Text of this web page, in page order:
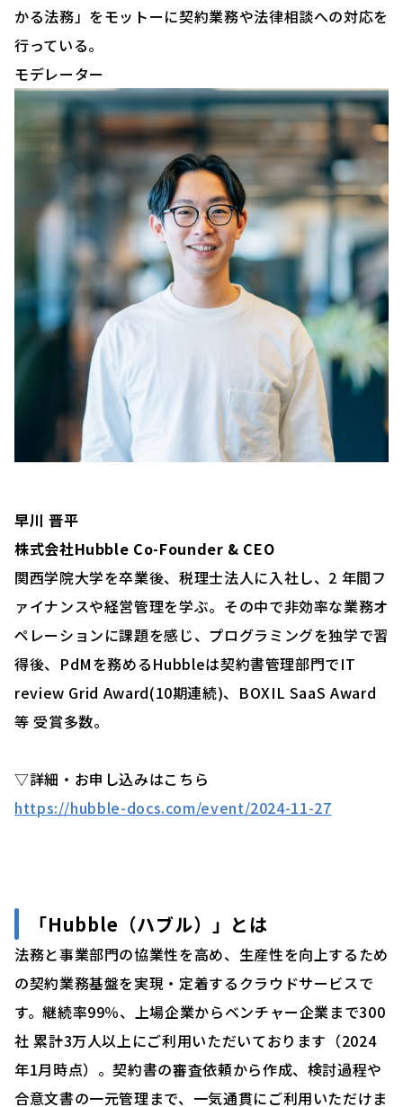
かる法務」をモットーに契約業務や法律相談への対応を
行っている。
モデレーター
早川 晋平
株式会社Hubble Co-Founder & CEO
関西学院大学を卒業後、税理士法人に入社し、2 年間フ
ァイナンスや経営管理を学ぶ。その中で非効率な業務オ
ペレーションに課題を感じ、プログラミングを独学で習
得後、PdMを務めるHubbleは契約書管理部門でIT
review Grid Award(10期連続)、BOXIL SaaS Award
等 受賞多数。
▽詳細・お申し込みはこちら
https://hubble-docs.com/event/2024-11-27
「Hubble（ハブル）」とは
法務と事業部門の協業性を高め、生産性を向上するため
の契約業務基盤を実現・定着するクラウドサービスで
す。継続率99％、上場企業からベンチャー企業まで300
社 累計3万人以上にご利用いただいております（2024
年1月時点）。契約書の審査依頼から作成、検討過程や
合意文書の一元管理まで、一気通貫にご利用いただけま